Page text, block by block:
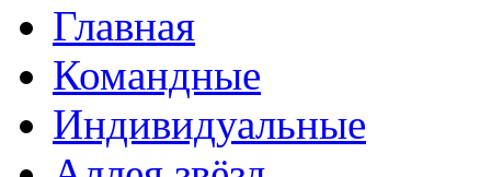
Главная
Командные
Индивидуальные